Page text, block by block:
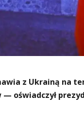
z Ukrainą na
— oświadczył